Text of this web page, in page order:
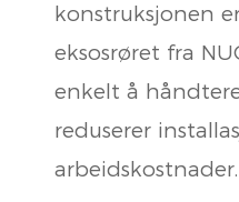
konstruksjonen
eksosrøret fra
enkelt å
reduserer
arbeidskostnader.